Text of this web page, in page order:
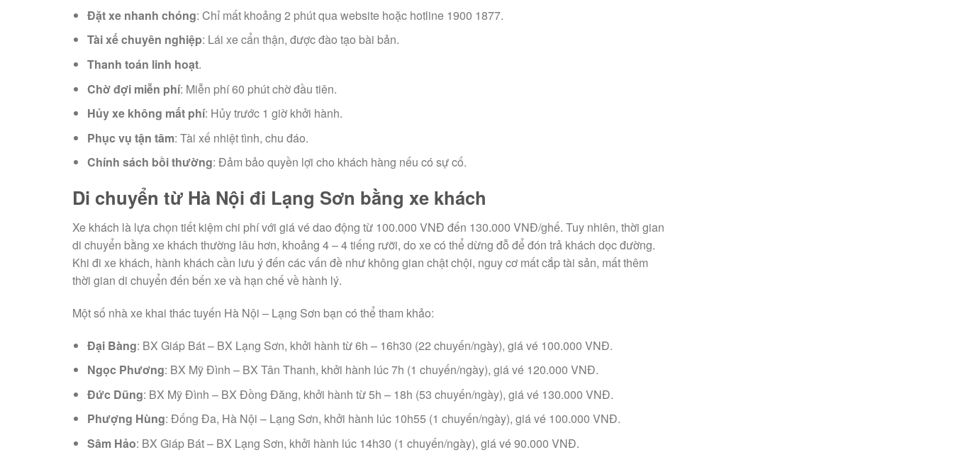
Đặt xe nhanh chóng: Chỉ mất khoảng 2 phút qua website hoặc hotline 1900 1877.
Tài xế chuyên nghiệp: Lái xe cẩn thận, được đào tạo bài bản.
Thanh toán linh hoạt.
Chờ đợi miễn phí: Miễn phí 60 phút chờ đầu tiên.
Hủy xe không mất phí: Hủy trước 1 giờ khởi hành.
Phục vụ tận tâm: Tài xế nhiệt tình, chu đáo.
Chính sách bồi thường: Đảm bảo quyền lợi cho khách hàng nếu có sự cố.
Di chuyển từ Hà Nội đi Lạng Sơn bằng xe khách
Xe khách là lựa chọn tiết kiệm chi phí với giá vé dao động từ 100.000 VNĐ đến 130.000 VNĐ/ghế. Tuy nhiên, thời gian
di chuyển bằng xe khách thường lâu hơn, khoảng 4 – 4 tiếng rưỡi, do xe có thể dừng đỗ để đón trả khách dọc đường.
Khi đi xe khách, hành khách cần lưu ý đến các vấn đề như không gian chật chội, nguy cơ mất cắp tài sản, mất thêm
thời gian di chuyển đến bến xe và hạn chế về hành lý.
Một số nhà xe khai thác tuyến Hà Nội – Lạng Sơn bạn có thể tham khảo:
Đại Bàng: BX Giáp Bát – BX Lạng Sơn, khởi hành từ 6h – 16h30 (22 chuyến/ngày), giá vé 100.000 VNĐ.
Ngọc Phương: BX Mỹ Đình – BX Tân Thanh, khởi hành lúc 7h (1 chuyến/ngày), giá vé 120.000 VNĐ.
Đức Dũng: BX Mỹ Đình – BX Đồng Đăng, khởi hành từ 5h – 18h (53 chuyến/ngày), giá vé 130.000 VNĐ.
Phượng Hùng: Đống Đa, Hà Nội – Lạng Sơn, khởi hành lúc 10h55 (1 chuyến/ngày), giá vé 100.000 VNĐ.
Sâm Hảo: BX Giáp Bát – BX Lạng Sơn, khởi hành lúc 14h30 (1 chuyến/ngày), giá vé 90.000 VNĐ.